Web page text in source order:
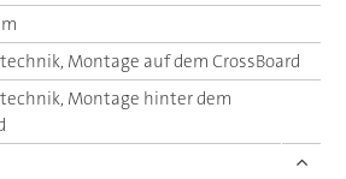
Montage auf dem CrossBoard
Montage hinter dem